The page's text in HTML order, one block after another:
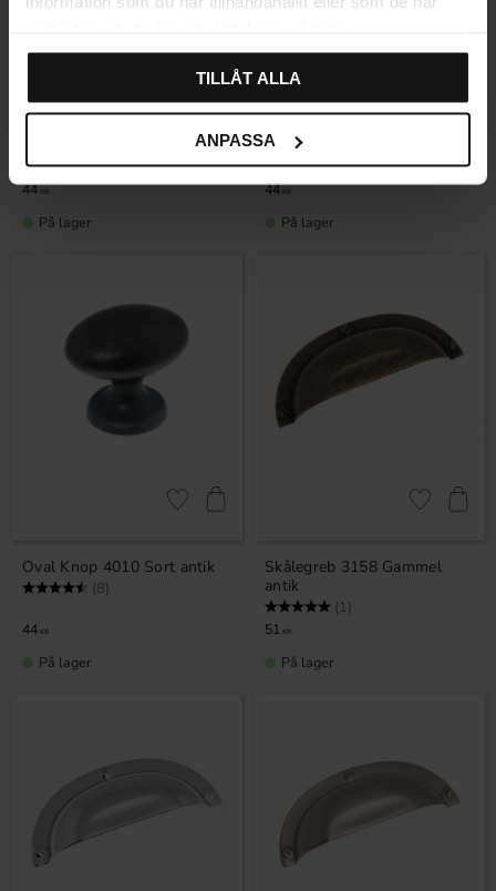
TILLÅT ALLA
ANPASSA
Vurdering:(8)4.5 ud af 5 stjerner
44 KR
Gem som favorit
På lager
Vurdering:
44 KR
På lager
Oval Knop 4010 Sort antik
Vurdering: (8)
44 KR
Gem som favorit
På lager
Skålegreb 3158 Gammel
antik
Vurdering: (1)
51 KR
Gem som
På lager